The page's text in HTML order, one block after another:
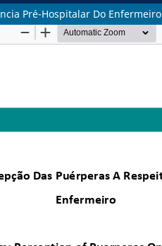
Pré-Hospitalar Do Enfermeiro